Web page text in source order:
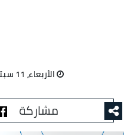
الأربعاء، 11 سبتمبر 2024 12:20 م
مشاركة